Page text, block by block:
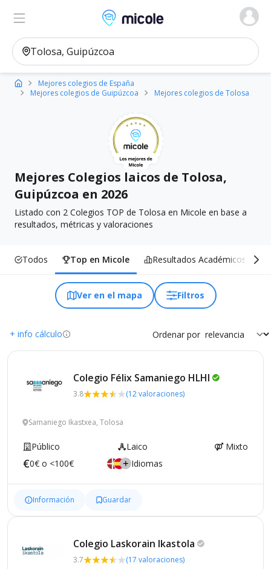
Micole, buscador de colegios
Ver en el mapa
Mejores colegios de España
Mejores colegios de Guipúzcoa
Mejores colegios de Tolosa
Mejores Colegios laicos de Tolosa,
Guipúzcoa en 2026
Listado con 2 Colegios TOP de Tolosa en Micole en base a
resultados, métricas y valoraciones
Todos Top en Micole Resultados Académicos
Ver en el mapa Filtros
+ info cálculo Ordenar por
Colegio Félix Samaniego HLHI
3.8 (12 valoraciones)
Samaniego Ikastxea, Tolosa
Público Laico
Mixto
0€ o <100€
Idiomas
Información Guardar
Colegio Laskorain Ikastola
3.7 (17 valoraciones)